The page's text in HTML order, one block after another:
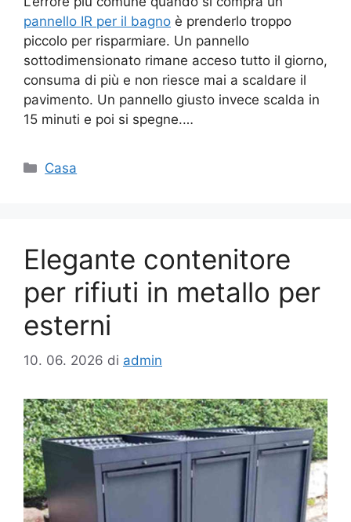
pannello IR per il bagno è prenderlo troppo
piccolo per risparmiare. Un pannello
sottodimensionato rimane acceso tutto il giorno,
consuma di più e non riesce mai a scaldare il
pavimento. Un pannello giusto invece scalda in
15 minuti e poi si spegne.…
Categorie
Casa
Elegante contenitore
per rifiuti in metallo per
esterni
10. 06. 2026 di admin